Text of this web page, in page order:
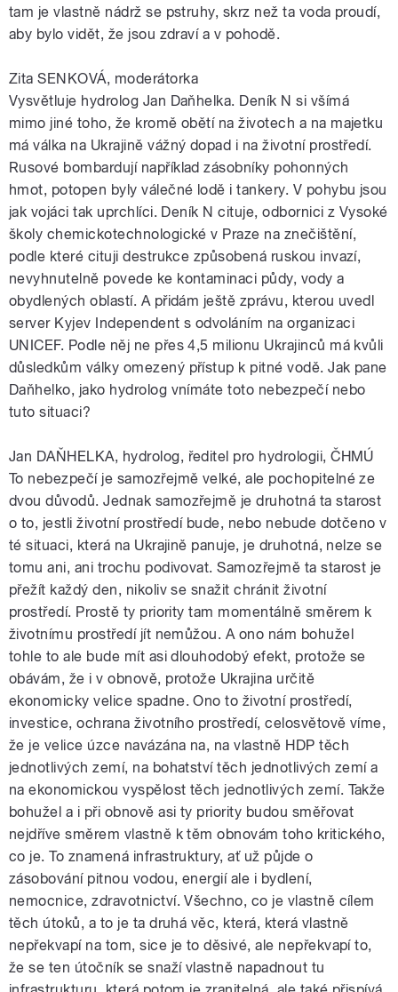
tam je vlastně nádrž se pstruhy, skrz než ta voda proudí,
aby bylo vidět, že jsou zdraví a v pohodě.
Zita SENKOVÁ, moderátorka
Vysvětluje hydrolog Jan Daňhelka. Deník N si všímá
mimo jiné toho, že kromě obětí na životech a na majetku
má válka na Ukrajině vážný dopad i na životní prostředí.
Rusové bombardují například zásobníky pohonných
hmot, potopen byly válečné lodě i tankery. V pohybu jsou
jak vojáci tak uprchlíci. Deník N cituje, odbornici z Vysoké
školy chemickotechnologické v Praze na znečištění,
podle které cituji destrukce způsobená ruskou invazí,
nevyhnutelně povede ke kontaminaci půdy, vody a
obydlených oblastí. A přidám ještě zprávu, kterou uvedl
server Kyjev Independent s odvoláním na organizaci
UNICEF. Podle něj ne přes 4,5 milionu Ukrajinců má kvůli
důsledkům války omezený přístup k pitné vodě. Jak pane
Daňhelko, jako hydrolog vnímáte toto nebezpečí nebo
tuto situaci?
Jan DAŇHELKA, hydrolog, ředitel pro hydrologii, ČHMÚ
To nebezpečí je samozřejmě velké, ale pochopitelné ze
dvou důvodů. Jednak samozřejmě je druhotná ta starost
o to, jestli životní prostředí bude, nebo nebude dotčeno v
té situaci, která na Ukrajině panuje, je druhotná, nelze se
tomu ani, ani trochu podivovat. Samozřejmě ta starost je
přežít každý den, nikoliv se snažit chránit životní
prostředí. Prostě ty priority tam momentálně směrem k
životnímu prostředí jít nemůžou. A ono nám bohužel
tohle to ale bude mít asi dlouhodobý efekt, protože se
obávám, že i v obnově, protože Ukrajina určitě
ekonomicky velice spadne. Ono to životní prostředí,
investice, ochrana životního prostředí, celosvětově víme,
že je velice úzce navázána na, na vlastně HDP těch
jednotlivých zemí, na bohatství těch jednotlivých zemí a
na ekonomickou vyspělost těch jednotlivých zemí. Takže
bohužel a i při obnově asi ty priority budou směřovat
nejdříve směrem vlastně k těm obnovám toho kritického,
co je. To znamená infrastruktury, ať už půjde o
zásobování pitnou vodou, energií ale i bydlení,
nemocnice, zdravotnictví. Všechno, co je vlastně cílem
těch útoků, a to je ta druhá věc, která, která vlastně
nepřekvapí na tom, sice je to děsivé, ale nepřekvapí to,
že se ten útočník se snaží vlastně napadnout tu